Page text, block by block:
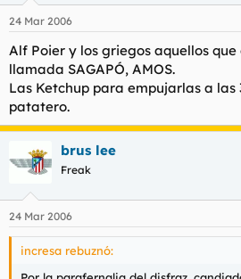
"FALETE"
"Estais avisados".
24 Mar 2006
Alf Poier y los griegos aquellos
llamada SAGAPÓ, AMOS.
Las Ketchup para empujarlas a las
patatero.
brus lee
Freak
24 Mar 2006
incresa rebuznó: